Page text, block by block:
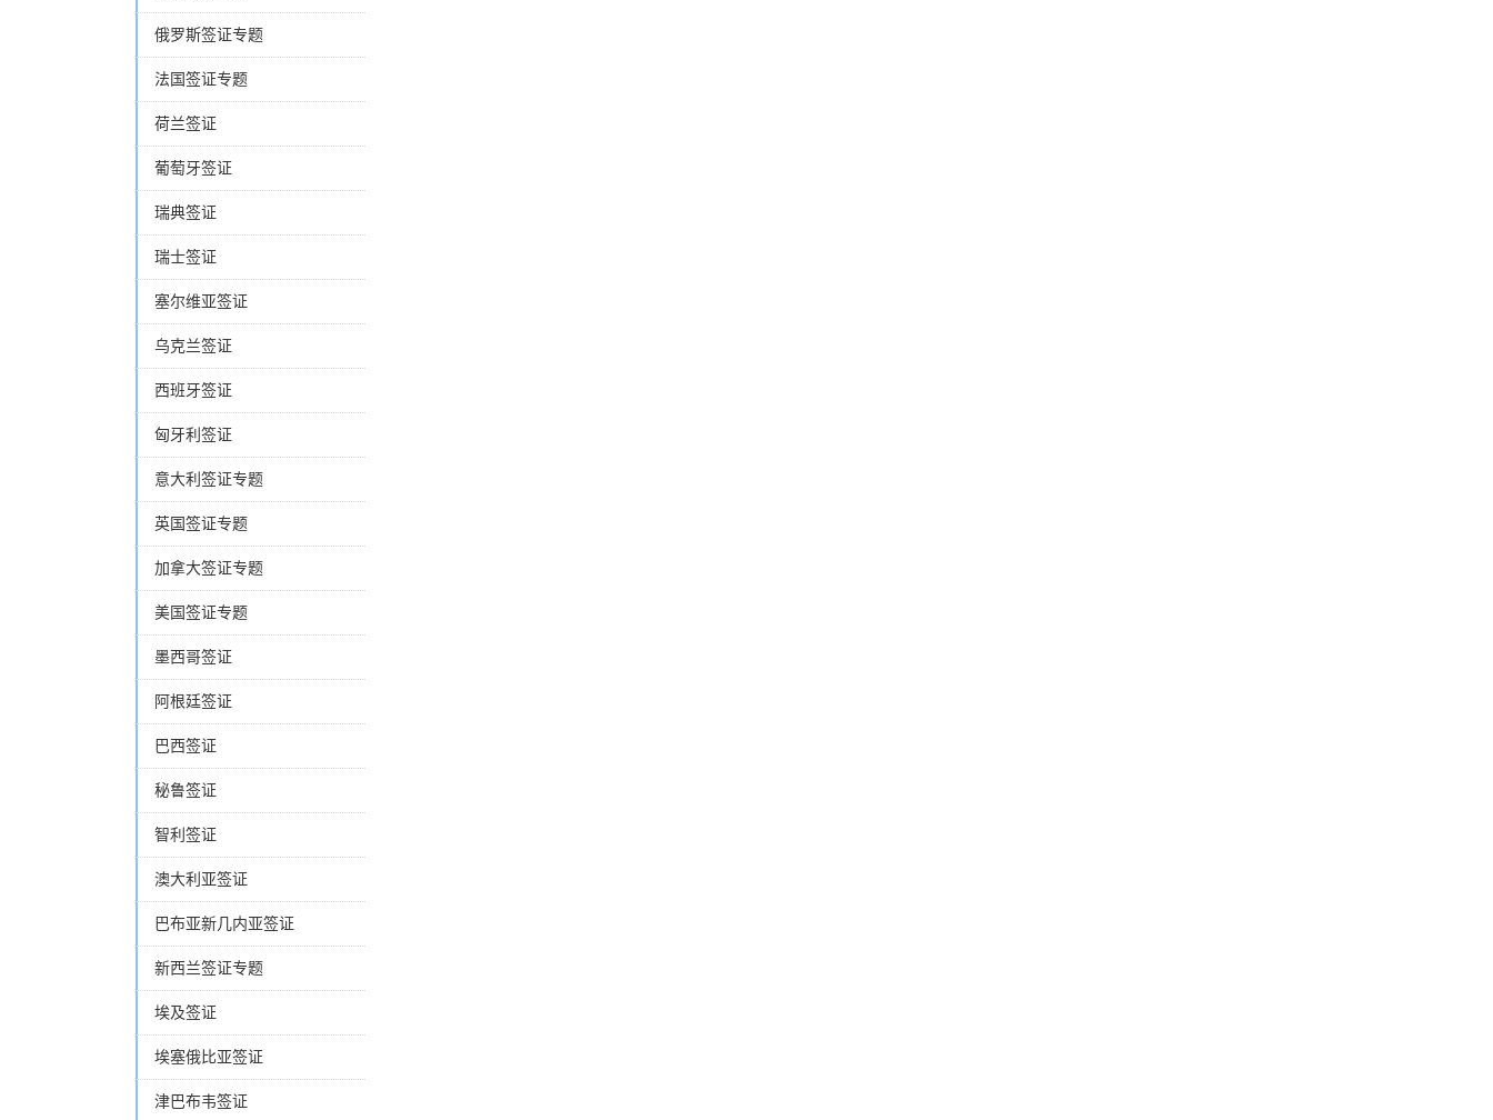
俄罗斯签证专题
法国签证专题
荷兰签证
葡萄牙签证
瑞典签证
瑞士签证
塞尔维亚签证
乌克兰签证
西班牙签证
匈牙利签证
意大利签证专题
英国签证专题
加拿大签证专题
美国签证专题
墨西哥签证
阿根廷签证
巴西签证
秘鲁签证
智利签证
澳大利亚签证
巴布亚新几内亚签证
新西兰签证专题
埃及签证
埃塞俄比亚签证
津巴布韦签证